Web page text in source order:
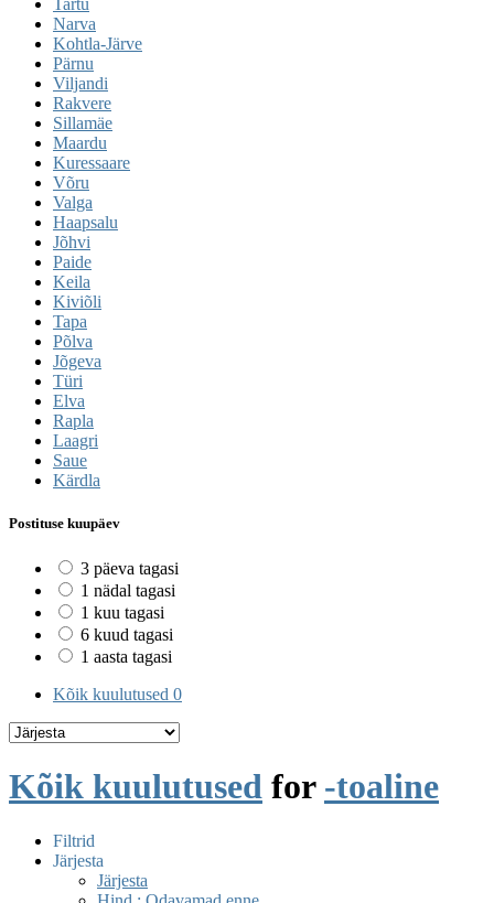
Narva
Kohtla-Järve
Pärnu
Viljandi
Rakvere
Sillamäe
Maardu
Kuressaare
Võru
Valga
Haapsalu
Jõhvi
Paide
Keila
Kiviõli
Tapa
Põlva
Jõgeva
Türi
Elva
Rapla
Laagri
Saue
Kärdla
Postituse kuupäev
3 päeva tagasi
1 nädal tagasi
1 kuu tagasi
6 kuud tagasi
1 aasta tagasi
Kõik kuulutused 0
Kõik kuulutused for -toaline
Filtrid
Järjesta
Järjesta